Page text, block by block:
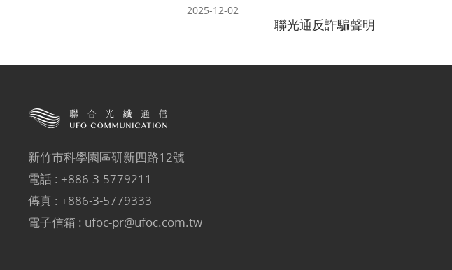
2025-12-02
聯光通反詐騙聲明
新竹市科學園區研新四路12號
電話 : +886-3-5779211
傳真 : +886-3-5779333
電子信箱 : ufoc-pr@ufoc.com.tw